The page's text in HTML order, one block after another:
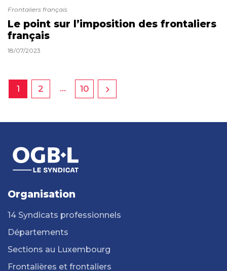
Frontaliers français
Le point sur l’imposition des frontaliers
français
18/07/2023
1 2 … 10
Organisation
14 Syndicats professionnels
Départements
Sections au Luxembourg
Frontalières et frontaliers